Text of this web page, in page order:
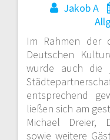
Jakob A
Im Rahmen der
Deutschen
wurde auch die
entsprechend
ließen sich am
Michael Dreier,
sowie weitere
a
g
s
n